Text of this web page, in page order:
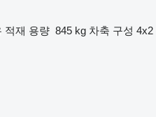
적재 용량 845 kg 차축 구성 4x2